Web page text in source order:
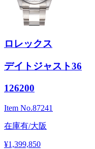
ロレックス
デイトジャスト36
126200
Item No.87241
在庫有/大阪
¥1,399,850